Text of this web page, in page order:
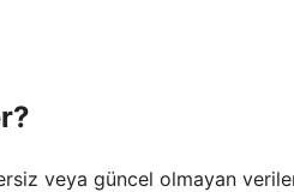
veya güncel olmayan